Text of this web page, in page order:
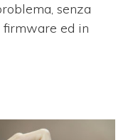
senza
ed in